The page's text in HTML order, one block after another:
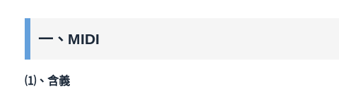
一、MIDI
⑴、含義